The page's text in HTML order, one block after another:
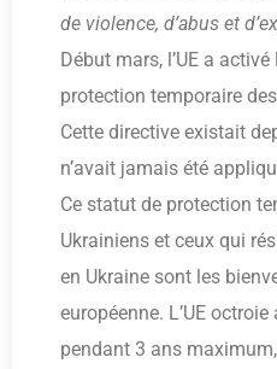
de violence, d’abus et
Début mars, l’UE a
protection temporaire
Cette directive existait
n’avait jamais été
Ce statut de protection
Ukrainiens et ceux qui
en Ukraine sont les
européenne. L’UE
pendant 3 ans